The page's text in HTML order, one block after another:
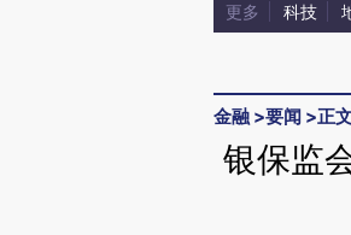
更多 科技
金融 >要闻 >正
银保监